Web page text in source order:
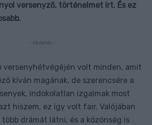
versenyző, történelmet írt. És ez
- Hirdetés -
versenyhétvégéjén volt minden, amit
kíván magának, de szerencsére a
indokolatlan izgalmak most
hiszem, ez így volt fair. Valójában
több drámát látni, és a közönség is